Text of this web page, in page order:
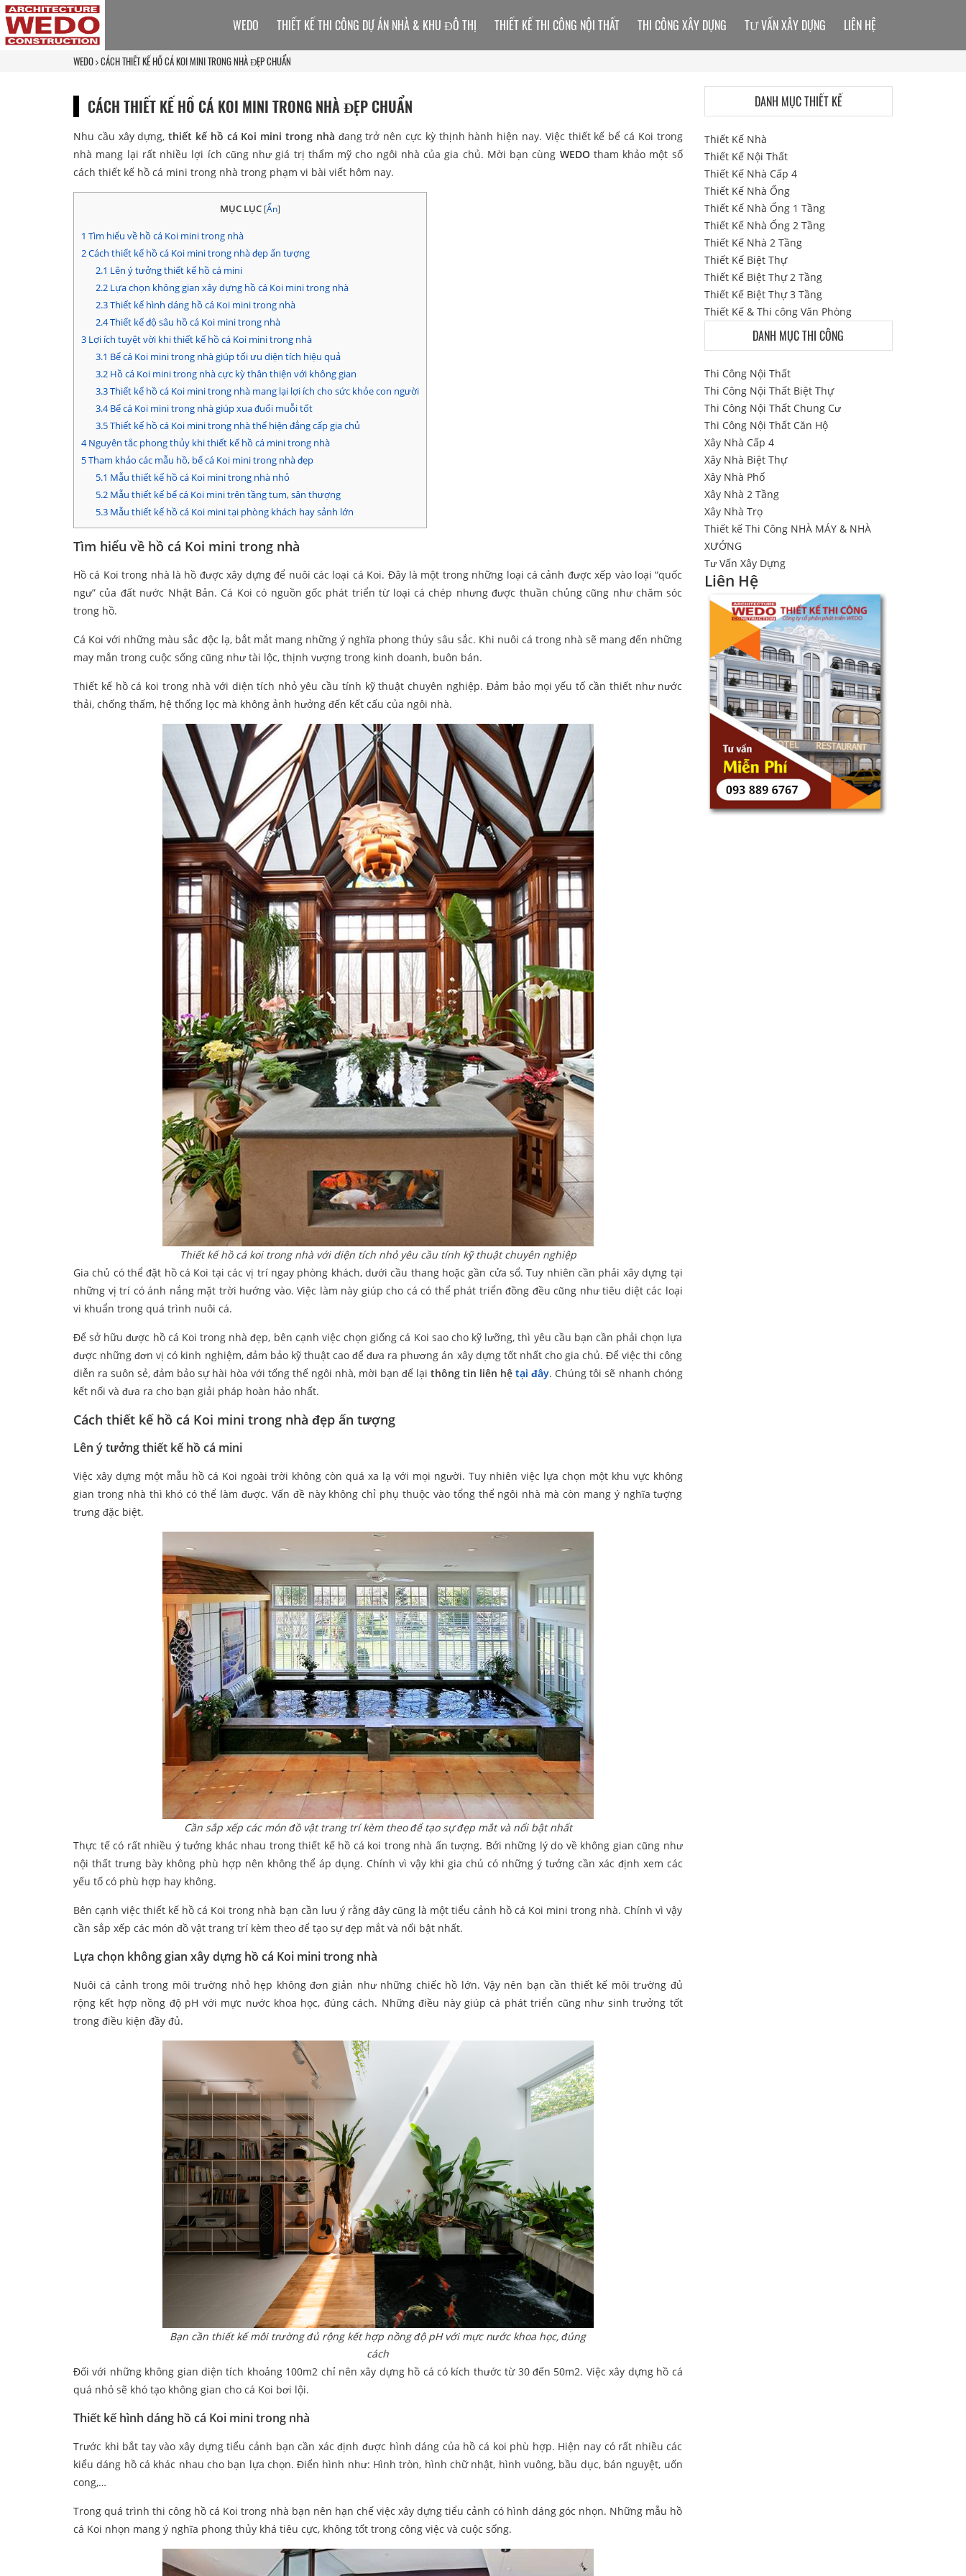
WEDO CÁCH THIẾT KẾ HỒ CÁ KOI MINI TRONG NHÀ ĐẸP CHUẨN
CÁCH THIẾT KẾ HỒ CÁ KOI MINI TRONG NHÀ ĐẸP CHUẨN
Nhu cầu xây dựng,thiết kế hồ cá Koi mini trong nhà đang trở nên cực kỳ thịnh hành hiện nay. Việc thiết kế bể cá Koi trong
nhà mang lại rất nhiều lợi ích cũng như giá trị thẩm mỹ cho ngôi nhà của gia chủ. Mời bạn cùng WEDOtham khảo một số
cách thiết kế hồ cá mini trong nhà trong phạm vi bài viết hôm nay.
MỤC LỤC [Ẩn]
1 Tìm hiểu về hồ cá Koi mini trong nhà
2Cách thiết kế hồ cá Koi mini trong nhà đẹp ấn tượng
2.1 Lên ý tưởng thiết kế hồ cá mini
2.2Lựa chọn không gian xây dựng hồ cá Koi mini trong nhà
2.3Thiết kế hình dáng hồ cá Koi mini trong nhà
2.4Thiết kế độ sâu hồ cá Koi mini trong nhà
3 Lợi ích tuyệt vời khi thiết kế hồ cá Koi mini trong nhà
3.1 Bể cá Koi mini trong nhà giúp tối ưu diện tích hiệu quả
3.2Hồ cá Koi mini trong nhà cực kỳ thân thiện với không gian
3.3Thiết kế hồ cá Koi mini trong nhà mang lại lợi ích cho sức khỏe con người
3.4Bể cá Koi mini trong nhà giúp xua đuổi muỗi tốt
3.5Thiết kế hồ cá Koi mini trong nhà thể hiện đẳng cấp gia chủ
4Nguyên tắc phong thủy khi thiết kế hồ cá mini trong nhà
5Tham khảo các mẫu hồ, bể cá Koi mini trong nhà đẹp
5.1 Mẫu thiết kế hồ cá Koi mini trong nhà nhỏ
5.2Mẫu thiết kế bể cá Koi mini trên tầng tum, sân thượng
5.3Mẫu thiết kế hồ cá Koi mini tại phòng khách hay sảnh lớn
Tìm hiểu về hồ cá Koi mini trong nhà
Hồ cá Koi trong nhà là hồ được xây dựng để nuôi các loại cá Koi. Đây là một trong những loại cá cảnh được xếp vào loại “quốc
ngư” của đất nước Nhật Bản. Cá Koi có nguồn gốc phát triển từ loại cá chép nhưng được thuần chủng cũng như chăm sóc
trong hồ.
Cá Koi với những màu sắc độc lạ, bắt mắt mang những ý nghĩa phong thủy sâu sắc. Khi nuôi cá trong nhà sẽ mang đến những
may mắn trong cuộc sống cũng như tài lộc, thịnh vượng trong kinh doanh, buôn bán.
Thiết kế hồ cá koi trong nhà với diện tích nhỏ yêu cầu tính kỹ thuật chuyên nghiệp. Đảm bảo mọi yếu tố cần thiết như nước
thải, chống thấm, hệ thống lọc mà không ảnh hưởng đến kết cấu của ngôi nhà.
Thiết kế hồ cá koi trong nhà với diện tích nhỏ yêu cầu tính kỹ thuật chuyên nghiệp
Gia chủ có thể đặt hồ cá Koi tại các vị trí ngay phòng khách, dưới cầu thang hoặc gần cửa sổ. Tuy nhiên cần phải xây dựng tại
những vị trí có ánh nắng mặt trời hướng vào. Việc làm này giúp cho cá có thể phát triển đồng đều cũng như tiêu diệt các loại
vi khuẩn trong quá trình nuôi cá.
Để sở hữu được hồ cá Koi trong nhà đẹp, bên cạnh việc chọn giống cá Koi sao cho kỹ lưỡng, thì yêu cầu bạn cần phải chọn lựa
được những đơn vị có kinh nghiệm, đảm bảo kỹ thuật cao để đưa ra phương án xây dựng tốt nhất cho gia chủ. Để việc thi công
diễn ra suôn sẻ, đảm bảo sự hài hòa với tổng thể ngôi nhà, mời bạn để lạithông tin liên hệtại đây. Chúng tôi sẽ nhanh chóng
kết nối và đưa ra cho bạn giải pháp hoàn hảo nhất.
Cách thiết kế hồ cá Koi mini trong nhà đẹp ấn tượng
Lên ý tưởng thiết kế hồ cá mini
Việc xây dựng một mẫu hồ cá Koi ngoài trời không còn quá xa lạ với mọi người. Tuy nhiên việc lựa chọn một khu vực không
gian trong nhà thì khó có thể làm được. Vấn đề này không chỉ phụ thuộc vào tổng thể ngôi nhà mà còn mang ý nghĩa tượng
trưng đặc biệt.
Cần sắp xếp các món đồ vật trang trí kèm theo để tạo sự đẹp mắt và nổi bật nhất
Thực tế có rất nhiều ý tưởng khác nhau trong thiết kế hồ cá koi trong nhà ấn tượng. Bởi những lý do về không gian cũng như
nội thất trưng bày không phù hợp nên không thể áp dụng. Chính vì vậy khi gia chủ có những ý tưởng cần xác định xem các
yếu tố có phù hợp hay không.
Bên cạnh việc thiết kế hồ cá Koi trong nhà bạn cần lưu ý rằng đây cũng là một tiểu cảnh hồ cá Koi mini trong nhà. Chính vì vậy
cần sắp xếp các món đồ vật trang trí kèm theo để tạo sự đẹp mắt và nổi bật nhất.
Lựa chọn không gian xây dựng hồ cá Koi mini trong nhà
Nuôi cá cảnh trong môi trường nhỏ hẹp không đơn giản như những chiếc hồ lớn. Vậy nên bạn cần thiết kế môi trường đủ
rộng kết hợp nồng độ pH với mực nước khoa học, đúng cách. Những điều này giúp cá phát triển cũng như sinh trưởng tốt
trong điều kiện đầy đủ.
Bạn cần thiết kế môi trường đủ rộng kết hợp nồng độ pH với mực nước khoa học, đúng
cách
Đối với những không gian diện tích khoảng 100m2 chỉ nên xây dựng hồ cá có kích thước từ 30 đến 50m2. Việc xây dựng hồ cá
quá nhỏ sẽ khó tạo không gian cho cá Koi bơi lội.
Thiết kế hình dáng hồ cá Koi mini trong nhà
Trước khi bắt tay vào xây dựng tiểu cảnh bạn cần xác định được hình dáng của hồ cá koi phù hợp. Hiện nay có rất nhiều các
kiểu dáng hồ cá khác nhau cho bạn lựa chọn. Điển hình như: Hình tròn, hình chữ nhật, hình vuông, bầu dục, bán nguyệt, uốn
cong,…
Trong quá trình thi công hồ cá Koi trong nhà bạn nên hạn chế việc xây dựng tiểu cảnh có hình dáng góc nhọn. Những mẫu hồ
cá Koi nhọn mang ý nghĩa phong thủy khá tiêu cực, không tốt trong công việc và cuộc sống.
WEDO THIẾT KẾ THI CÔNG DỰ ÁN NHÀ & KHU ĐÔ THỊ THIẾT KẾ THI CÔNG NỘI THẤT THI CÔNG XÂY DỰNG TƯ VẤN XÂY DỰNG LIÊN HỆ
DANH MỤC THIẾT KẾ
Thiết Kế Nhà
Thiết Kế Nội Thất
Thiết Kế Nhà Cấp 4
Thiết Kế Nhà Ống
Thiết Kế Nhà Ống 1 Tầng
Thiết Kế Nhà Ống 2 Tầng
Thiết Kế Nhà 2 Tầng
Thiết Kế Biệt Thự
Thiết Kế Biệt Thự 2 Tầng
Thiết Kế Biệt Thự 3 Tầng
Thiết Kế & Thi công Văn Phòng
DANH MỤC THI CÔNG
Thi Công Nội Thất
Thi Công Nội Thất Biệt Thự
Thi Công Nội Thất Chung Cư
Thi Công Nội Thất Căn Hộ
Xây Nhà Cấp 4
Xây Nhà Biệt Thự
Xây Nhà Phố
Xây Nhà 2 Tầng
Xây Nhà Trọ
Thiết kế Thi Công NHÀ MÁY & NHÀ
XƯỞNG
Tư Vấn Xây Dựng
Liên Hệ